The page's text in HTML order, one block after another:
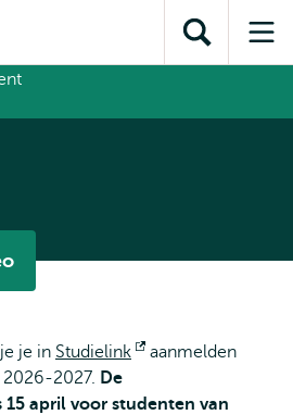
inhoud
Direct naar
subnavigatieToon
zoekveld
je in Studielink
Opent
aanmelden
2027. De
april voor studenten van